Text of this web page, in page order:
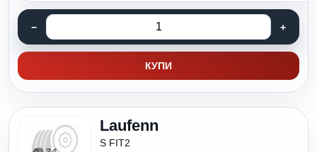
КУПИ
Laufenn
S FIT2